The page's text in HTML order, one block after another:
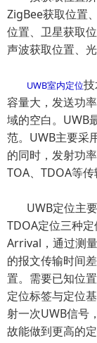
ZigBee获取位置
位置、卫星获取
声波获取位置、
UWB室内定位
容量大，发送功
域的空白。UWB
范。UWB主要采
的同时，发射功
TOA、TDOA等传
UWB定位主要
TDOA定位三种
Arrival，通过测
的报文传输时间
置。需要已知位
定位标签与定位
射一次UWB信号
故能做到更高的